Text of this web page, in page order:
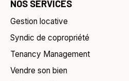
NOS SERVICES
Gestion locative
Syndic de copropriété
Tenancy Management
Vendre son bien